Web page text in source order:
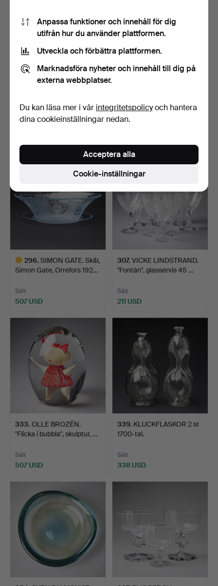
STÅLHANE. Skulpturer, 2 st,
Rör…
Orrefors 1959, Kraka.
296. SIMON GATE. Skål,
Simon Gate, Orrefors 192…
Sålt
507 USD
307. VICKE LINDSTRAND.
"Fontän", glasservis 45 …
Sålt
211 USD
333. OLLE BROZÉN.
"Flicka i bubbla", skulptur, …
Sålt
507 USD
339. KLUCKFLASKOR 2 st
1700-tal.
Sålt
338 USD
Anpassa funktioner och innehåll för dig
utifrån hur du använder plattformen.
Utveckla och förbättra plattformen.
Marknadsföra nyheter och innehåll till dig på
externa webbplatser.
Du kan läsa mer i vår integritetspolicyoch hantera
dina cookieinställningar nedan.
Cookie-inställningar
Acceptera alla